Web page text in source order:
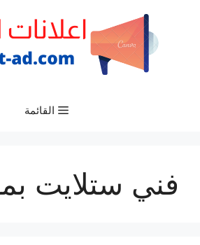
القائمة
فني ستلايت